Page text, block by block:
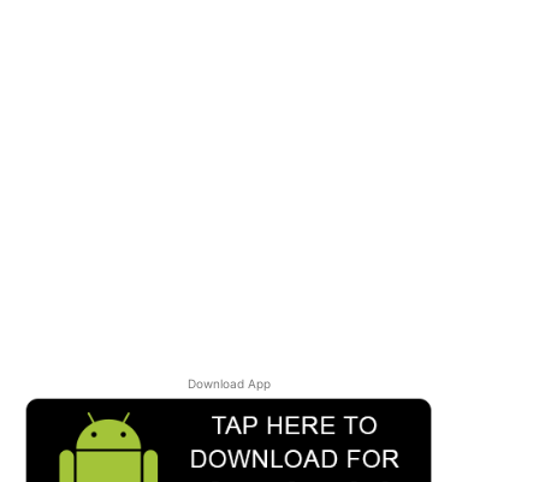
Download App